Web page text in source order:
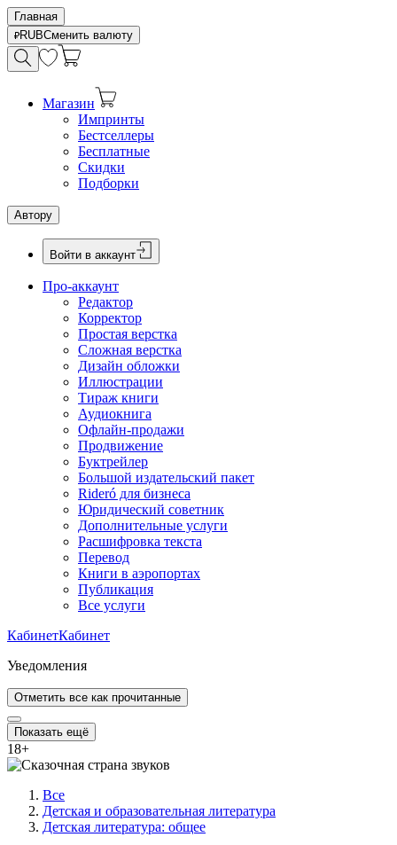
Главная
RUBСменить валюту
Магазин
Импринты
Бестселлеры
Бесплатные
Скидки
Подборки
Автору
Войти в аккаунт
Про-аккаунт
Редактор
Корректор
Простая верстка
Сложная верстка
Дизайн обложки
Иллюстрации
Тираж книги
Аудиокнига
Офлайн-продажи
Продвижение
Буктрейлер
Большой издательский пакет
Rideró для бизнеса
Юридический советник
Дополнительные услуги
Расшифровка текста
Перевод
Книги в аэропортах
Публикация
Все услуги
КабинетКабинет
Уведомления
Отметить все как прочитанные
Показать ещё
18+
Все
Детская и образовательная литература
Детская литература: общее